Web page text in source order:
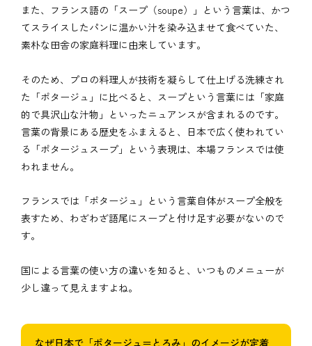
また、フランス語の「スープ（soupe）」という言葉は、かつ
てスライスしたパンに温かい汁を染み込ませて食べていた、
素朴な田舎の家庭料理に由来しています。
そのため、プロの料理人が技術を凝らして仕上げる洗練され
た「ポタージュ」に比べると、スープという言葉には「家庭
的で具沢山な汁物」といったニュアンスが含まれるのです。
言葉の背景にある歴史をふまえると、日本で広く使われてい
る「ポタージュスープ」という表現は、本場フランスでは使
われません。
フランスでは「ポタージュ」という言葉自体がスープ全般を
表すため、わざわざ語尾にスープと付け足す必要がないので
す。
国による言葉の使い方の違いを知ると、いつものメニューが
少し違って見えますよね。
なぜ日本で「ポタージュ＝とろみ」のイメージが定着